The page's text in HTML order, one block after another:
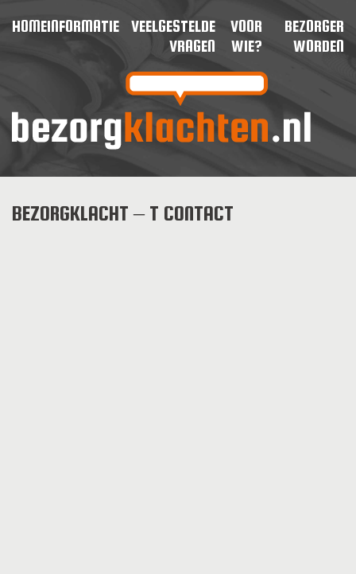
HOMEINFORMATIE
VEELGESTELDE
VRAGEN
VOOR
WIE?
BEZORGER
WORDEN
BEZORGKLACHT – T CONTACT